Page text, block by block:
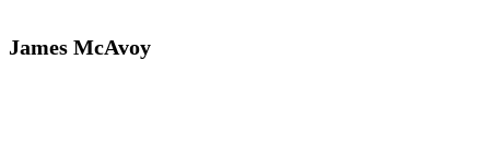
James McAvoy